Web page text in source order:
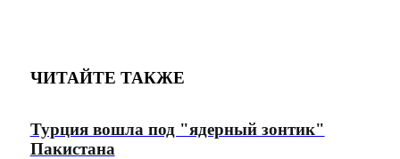
ЧИТАЙТЕ ТАКЖЕ
Турция вошла под "ядерный зонтик"
Пакистана